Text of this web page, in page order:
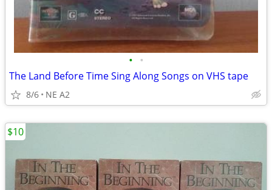
• •
The Land Before Time Sing Along Songs on VHS tape
8/6 NE A2
$10